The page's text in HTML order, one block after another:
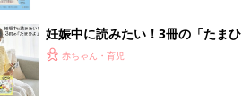
妊娠中に読みたい！3冊の「たまひ
よ」赤ちゃん・育児